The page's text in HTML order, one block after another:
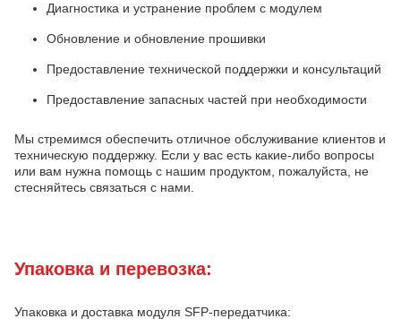
Диагностика и устранение проблем с модулем
Обновление и обновление прошивки
Предоставление технической поддержки и консультаций
Предоставление запасных частей при необходимости
Мы стремимся обеспечить отличное обслуживание клиентов и
техническую поддержку. Если у вас есть какие-либо вопросы
или вам нужна помощь с нашим продуктом, пожалуйста, не
стесняйтесь связаться с нами.
Упаковка и перевозка:
Упаковка и доставка модуля SFP-передатчика: